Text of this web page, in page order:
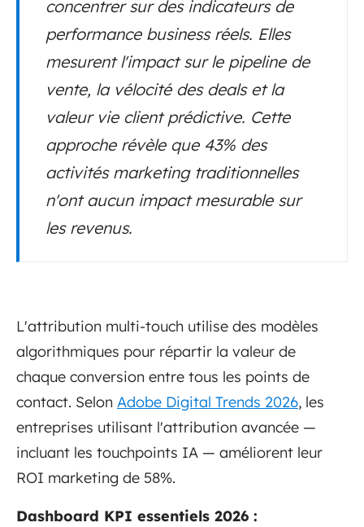
concentrer sur des indicateurs de
performance business réels. Elles
mesurent l'impact sur le pipeline de
vente, la vélocité des deals et la
valeur vie client prédictive. Cette
approche révèle que 43% des
activités marketing traditionnelles
n'ont aucun impact mesurable sur
les revenus.
L'attribution multi-touch utilise des modèles
algorithmiques pour répartir la valeur de
chaque conversion entre tous les points de
contact. Selon Adobe Digital Trends 2026, les
entreprises utilisant l'attribution avancée —
incluant les touchpoints IA — améliorent leur
ROI marketing de 58%.
Dashboard KPI essentiels 2026 :